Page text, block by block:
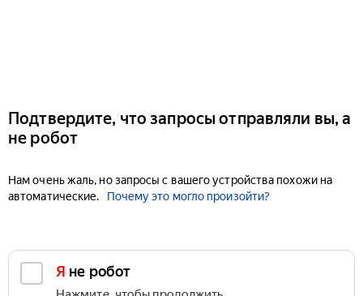
Подтвердите, что запросы отправляли вы, а
не робот
Нам очень жаль, но запросы с вашего устройства похожи на
автоматические.
Почему это могло произойти?
Я не робот